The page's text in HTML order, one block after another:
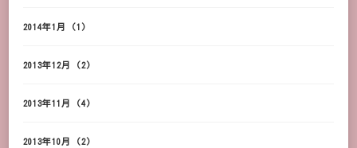
2014年1月 (1)
2013年12月 (2)
2013年11月 (4)
2013年10月 (2)